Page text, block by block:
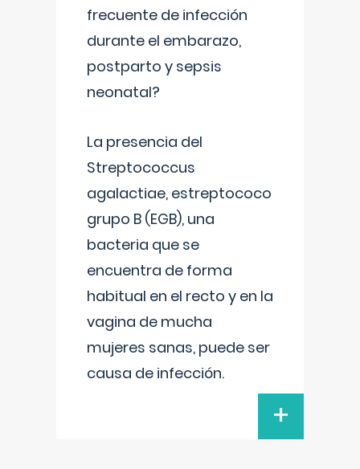
frecuente de infección
durante el embarazo,
postparto y sepsis
neonatal?
La presencia del
Streptococcus
agalactiae, estreptococo
grupo B (EGB), una
bacteria que se
encuentra de forma
habitual en el recto y en la
vagina de mucha
mujeres sanas, puede ser
causa de infección.
+